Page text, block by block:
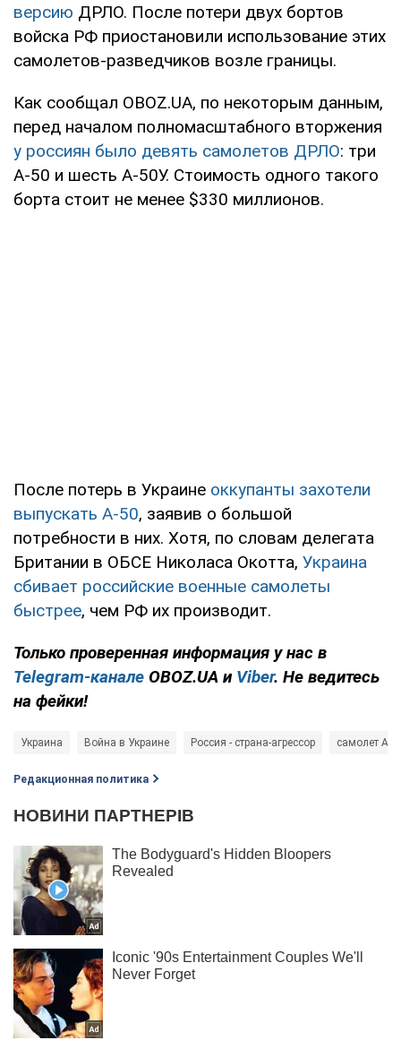
версию ДРЛО. После потери двух бортов
войска РФ приостановили использование этих
самолетов-разведчиков возле границы.
Как сообщал OBOZ.UA, по некоторым данным,
перед началом полномасштабного вторжения
у россиян было девять самолетов ДРЛО: три
А-50 и шесть А-50У. Стоимость одного такого
борта стоит не менее $330 миллионов.
После потерь в Украине оккупанты захотели
выпускать А-50, заявив о большой
потребности в них. Хотя, по словам делегата
Британии в ОБСЕ Николаса Окотта, Украина
сбивает российские военные самолеты
быстрее, чем РФ их производит.
Только проверенная информация у нас в
Telegram-канале OBOZ.UA и Viber. Не ведитесь
на фейки!
Украина Война в Украине Россия - страна-агрессор самолет А-
Редакционная политика